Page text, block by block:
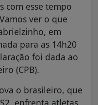
com esse tempo
ver o que
em
para as 14h20
foi dada ao
(CPB).
o brasileiro, que
enfrenta atletas